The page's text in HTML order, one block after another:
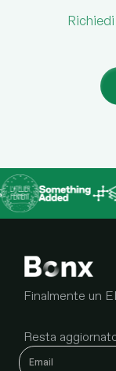
Richiedi
Finalmente un
Resta